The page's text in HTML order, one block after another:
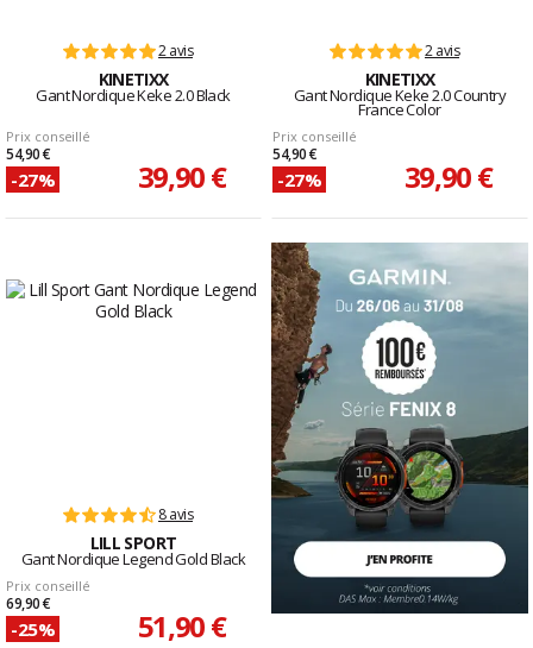
2 avis
KINETIXX
Gant Nordique Keke 2.0 Black
Prix conseillé
54,90 €
-27% 39,90 €
2 avis
KINETIXX
Gant Nordique Keke 2.0 Country
France Color
Prix conseillé
54,90 €
-27% 39,90 €
8 avis
LILL SPORT
Gant Nordique Legend Gold Black
Prix conseillé
69,90 €
-25% 51,90 €